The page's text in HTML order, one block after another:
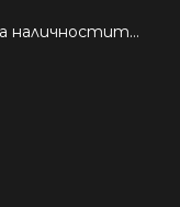
OnePlus официално изчерпа наличностите си от телефони на основни пазари